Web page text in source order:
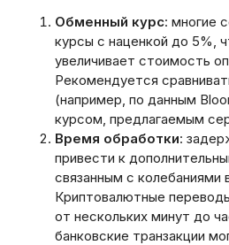
Обменный курс: многие
курсы с наценкой до 5%,
увеличивает стоимость
Рекомендуется
(например, по данным
курсом, предлагаемым
Время обработки:
привести к
связанным с колебаниями
Криптовалютные
от нескольких минут до
банковские транзакции